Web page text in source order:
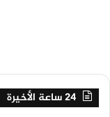
24 ساعة الأخيرة